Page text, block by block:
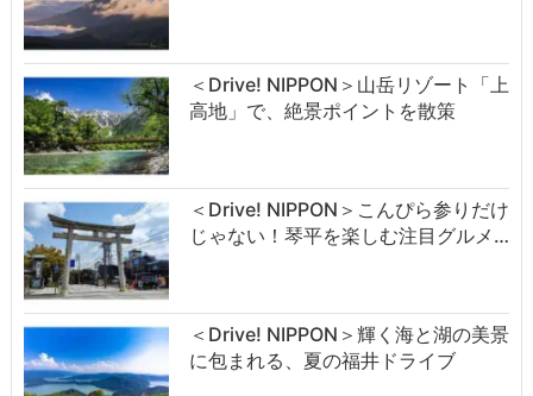
＜Drive! NIPPON＞山岳リゾート「上
高地」で、絶景ポイントを散策
＜Drive! NIPPON＞こんぴら参りだけ
じゃない！琴平を楽しむ注目グルメ…
＜Drive! NIPPON＞輝く海と湖の美景
に包まれる、夏の福井ドライブ